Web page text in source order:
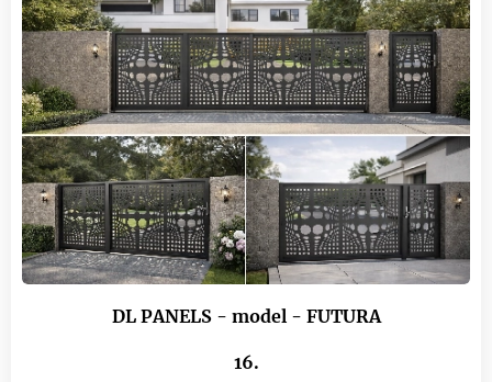
DL PANELS - model - FUTURA
16.